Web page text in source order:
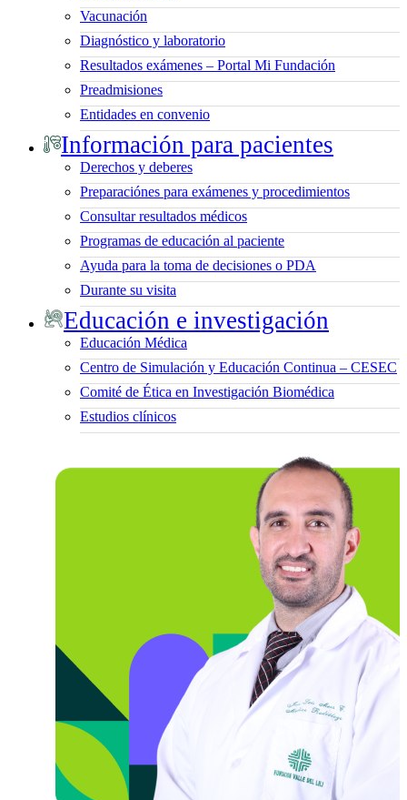
Vacunación
Diagnóstico y laboratorio
Resultados exámenes – Portal Mi Fundación
Preadmisiones
Entidades en convenio
Información para pacientes
Derechos y deberes
Preparaciónes para exámenes y procedimientos
Consultar resultados médicos
Programas de educación al paciente
Ayuda para la toma de decisiones o PDA
Durante su visita
Educación e investigación
Educación Médica
Centro de Simulación y Educación Continua – CESEC
Comité de Ética en Investigación Biomédica
Estudios clínicos